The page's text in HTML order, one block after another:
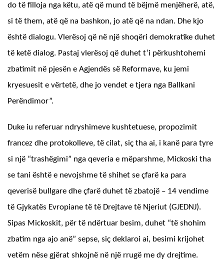
do të filloja nga këtu, atë që mund të bëjmë menjëherë, atë,
si të them, atë që na bashkon, jo atë që na ndan. Dhe kjo
është dialogu. Vlerësoj që në një shoqëri demokratike duhet
të ketë dialog. Pastaj vlerësoj që duhet t’i përkushtohemi
zbatimit në pjesën e Agjendës së Reformave, ku jemi
kryesuesit e vërtetë, dhe jo vendet e tjera nga Ballkani
Perëndimor”.
Duke iu referuar ndryshimeve kushtetuese, propozimit
francez dhe protokolleve, të cilat, siç tha ai, i kanë para tyre
si një “trashëgimi” nga qeveria e mëparshme, Mickoski tha
se tani është e nevojshme të shihet se çfarë ka para
qeverisë bullgare dhe çfarë duhet të zbatojë – 14 vendime
të Gjykatës Evropiane të të Drejtave të Njeriut (GJEDNJ).
Sipas Mickoskit, për të ndërtuar besim, duhet “të shohim
zbatim nga ajo anë” sepse, siç deklaroi ai, besimi krijohet
vetëm nëse gjërat shkojnë në një rrugë me dy drejtime.